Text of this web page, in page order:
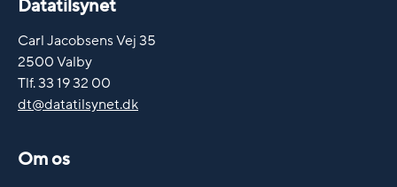
Datatilsynet
Carl Jacobsens Vej 35
2500 Valby
Tlf. 33 19 32 00
dt@datatilsynet.dk
Om os